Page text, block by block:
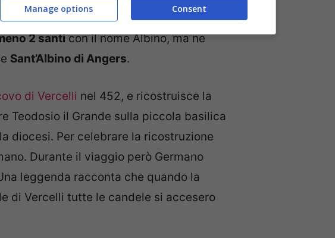
2 santicon il nome Albino, ma ne
e Sant’Albino di Angers.
di Vercelli nel 452, e ricostruisce la
Teodosio il Grande sulla piccola basilica
diocesi. Per celebrare la ricostruzione
Durante il viaggio però Germano
leggenda racconta che quando la
di Vercelli tutte le candele si accesero
Consent
Manage options